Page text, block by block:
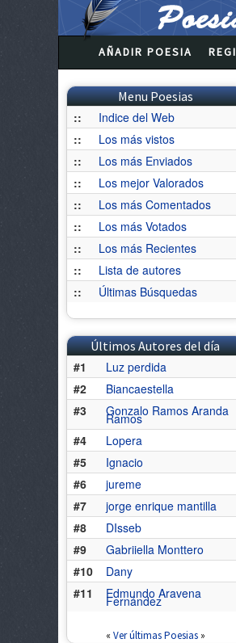
AÑADIR POESIA
Menu Poesias
::
Indice del Web
::
Los más vistos
::
Los más Enviados
::
Los mejor Valorados
::
Los más Comentados
::
Los más Votados
::
Los más Recientes
::
Lista de autores
::
Últimas Búsquedas
Últimos Autores del día
#1
Luz perdida
#2
Biancaestella
#3
Gonzalo Ramos Aranda
Ramos
#4
Lopera
#5
Ignacio
#6
jureme
#7
jorge enrique mantilla
#8
DIsseb
#9
Gabriiella Monttero
#10
Dany
#11
Edmundo Aravena
Fernández
« Ver últimas Poesias»